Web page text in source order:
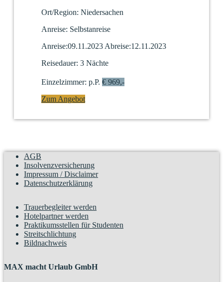
Ort/Region: Niedersachen
Anreise: Selbstanreise
Anreise:09.11.2023 Abreise:12.11.2023
Reisedauer: 3 Nächte
Einzelzimmer: p.P. € 969,-
Zum Angebot
AGB
Insolvenzversicherung
Impressum / Disclaimer
Datenschutzerklärung
Trauerbegleiter werden
Hotelpartner werden
Praktikumsstellen für Studenten
Streitschlichtung
Bildnachweis
MAX macht Urlaub GmbH